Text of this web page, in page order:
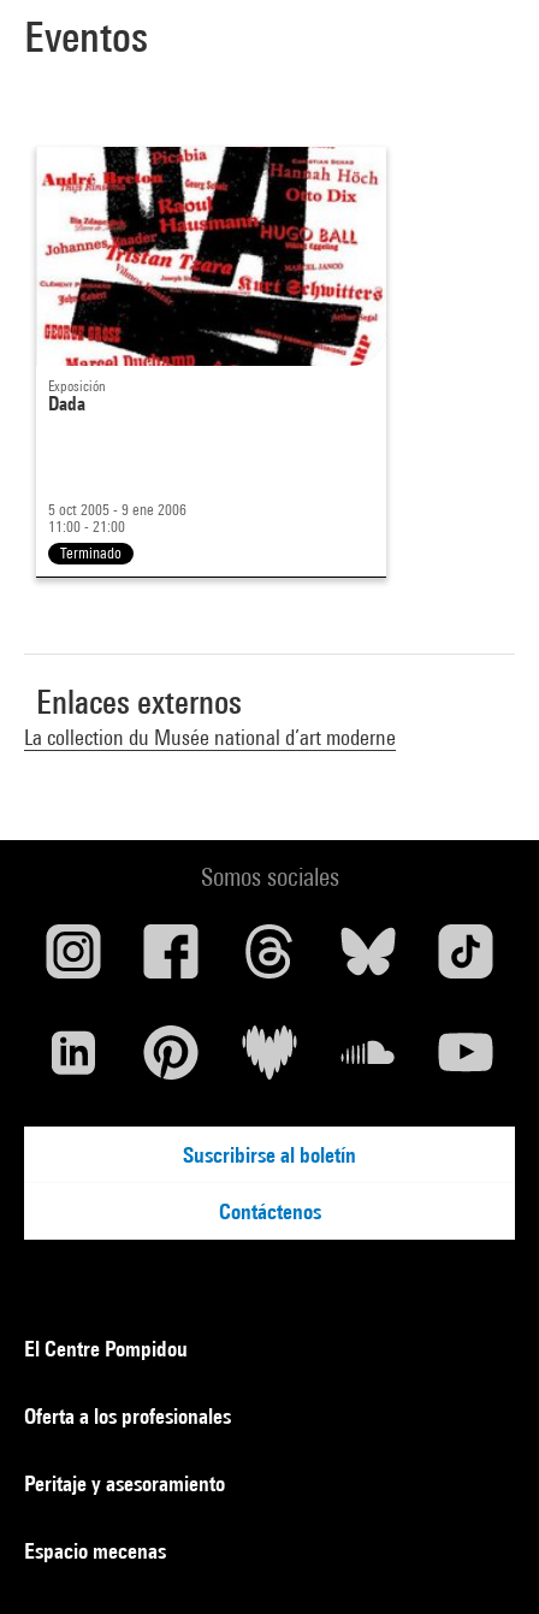
Eventos
Exposición
Dada
5 oct 2005 - 9 ene 2006
11:00 - 21:00
Terminado
Enlaces externos
La collection du Musée national d’art moderne
Somos sociales
Suscribirse al boletín
Contáctenos
El Centre Pompidou
Oferta a los profesionales
Peritaje y asesoramiento
Espacio mecenas